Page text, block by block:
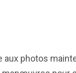
aux photos